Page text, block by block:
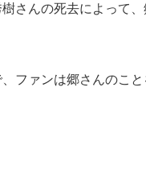
さんの死去によって
ファンは郷さんのこ